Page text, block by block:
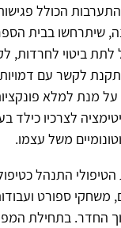
הכולל
שיתרחשו בבית
לתת ביטוי לחרדות,
לקשר עם
מנת למלא
לצרכיו כילד
משל עצמו.
התנהל
משחקי ספורט
החדר. בתחילת